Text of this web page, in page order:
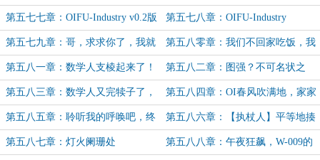
第五七七章：OIFU-Industry v0.2版
本发布
第五七八章：OIFU-Industry
v0.2：“分发图强”？
第五七九章：哥，求求你了，我就
看一眼（求月票）
第五八零章：我们不回家吃饭，我
们改变世界（6K）
第五八一章：数学人支棱起来了！ 第五八二章：图强？不可名状之
物！
第五八三章：数学人又完犊子了，
数学人又又支棱起来了
第五八四章：OI春风吹满地，家家
户户赚分忙
第五八五章：聆听我的呼唤吧，终
身仁慈独裁者
第五八六章：【执杖人】平等地揍
了每个人
第五八七章：灯火阑珊处 第五八八章：午夜狂飙，W-009的